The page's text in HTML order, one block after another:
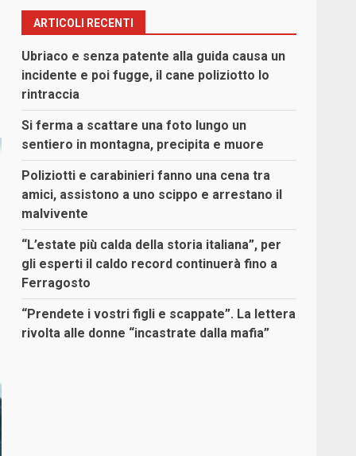
ARTICOLI RECENTI
Ubriaco e senza patente alla guida causa un
incidente e poi fugge, il cane poliziotto lo
rintraccia
Si ferma a scattare una foto lungo un
sentiero in montagna, precipita e muore
Poliziotti e carabinieri fanno una cena tra
amici, assistono a uno scippo e arrestano il
malvivente
“L’estate più calda della storia italiana”, per
gli esperti il caldo record continuerà fino a
Ferragosto
“Prendete i vostri figli e scappate”. La lettera
rivolta alle donne “incastrate dalla mafia”